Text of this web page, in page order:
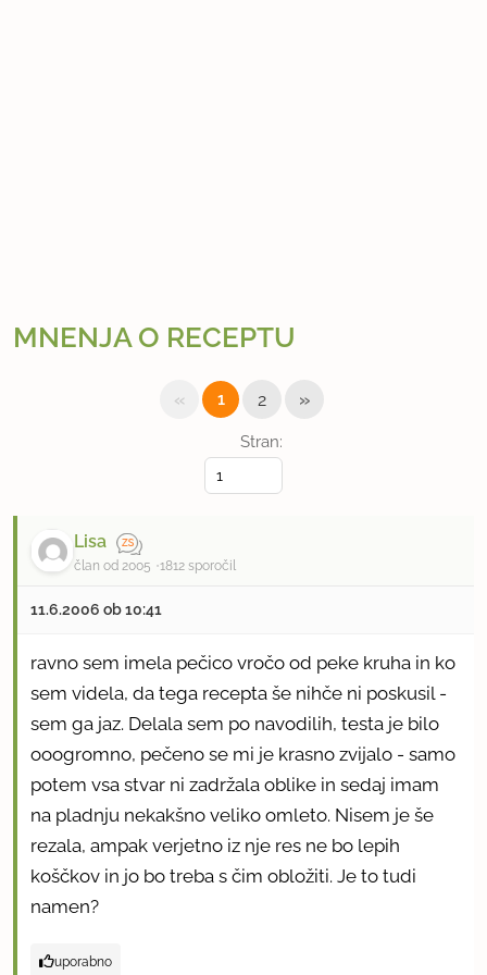
MNENJA O RECEPTU
Stran:
« 1 2 »
Lisa
član od 2005 1812 sporočil
11.6.2006 ob 10:41
ravno sem imela pečico vročo od peke kruha in ko
sem videla, da tega recepta še nihče ni poskusil -
sem ga jaz. Delala sem po navodilih, testa je bilo
ooogromno, pečeno se mi je krasno zvijalo - samo
potem vsa stvar ni zadržala oblike in sedaj imam
na pladnju nekakšno veliko omleto. Nisem je še
rezala, ampak verjetno iz nje res ne bo lepih
koščkov in jo bo treba s čim obložiti. Je to tudi
namen?
uporabno